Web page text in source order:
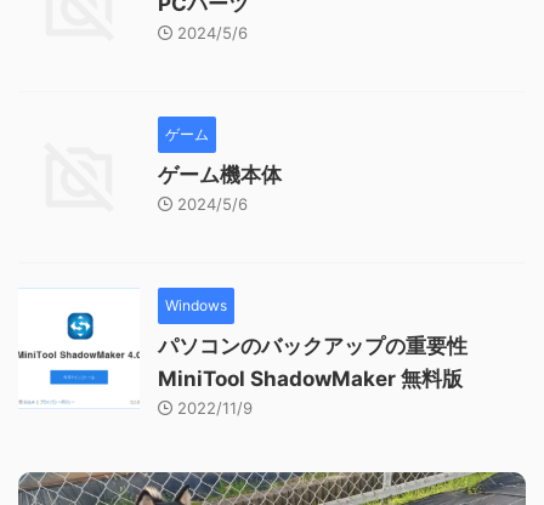
2024/5/6
ゲーム
ゲーム機本体
2024/5/6
Windows
パソコンのバックアップの重要性
MiniTool ShadowMaker 無料版
2022/11/9